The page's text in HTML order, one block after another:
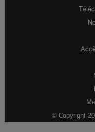
© Copyright